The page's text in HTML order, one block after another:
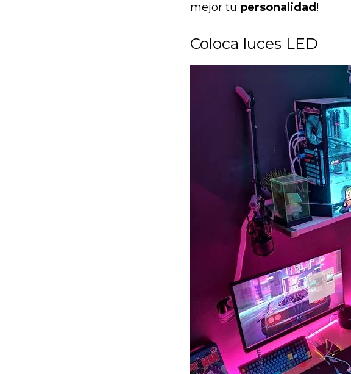
mejor tu personalidad !
Coloca luces LED